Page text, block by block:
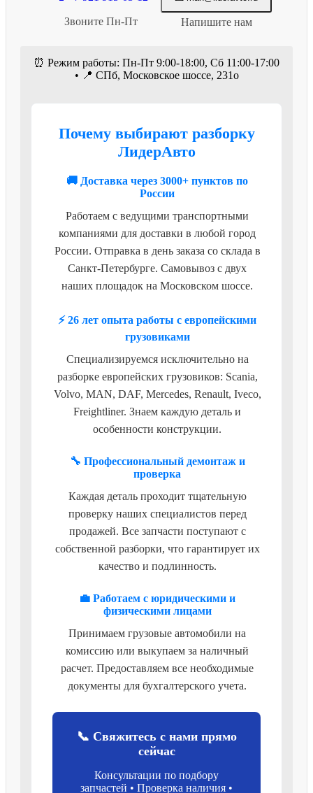
Звоните Пн-Пт Напишите нам
⏰ Режим работы: Пн-Пт 9:00-18:00, Сб 11:00-17:00
• 📍 СПб, Московское шоссе, 231о
Почему выбирают разборку
ЛидерАвто
🚚 Доставка через 3000+ пунктов по
России
Работаем с ведущими транспортными
компаниями для доставки в любой город
России. Отправка в день заказа со склада в
Санкт-Петербурге. Самовывоз с двух
наших площадок на Московском шоссе.
⚡ 26 лет опыта работы с европейскими
грузовиками
Специализируемся исключительно на
разборке европейских грузовиков: Scania,
Volvo, MAN, DAF, Mercedes, Renault, Iveco,
Freightliner. Знаем каждую деталь и
особенности конструкции.
🔧 Профессиональный демонтаж и
проверка
Каждая деталь проходит тщательную
проверку наших специалистов перед
продажей. Все запчасти поступают с
собственной разборки, что гарантирует их
качество и подлинность.
💼 Работаем с юридическими и
физическими лицами
Принимаем грузовые автомобили на
комиссию или выкупаем за наличный
расчет. Предоставляем все необходимые
документы для бухгалтерского учета.
📞 Свяжитесь с нами прямо
сейчас
Консультации по подбору
запчастей • Проверка наличия •